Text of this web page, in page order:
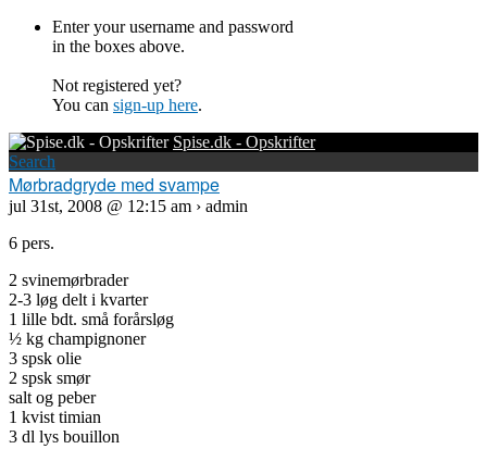
Enter your username and password
in the boxes above.
Not registered yet?
You can sign-up here.
Spise.dk - Opskrifter
Search
Mørbradgryde med svampe
jul 31st, 2008 @ 12:15 am › admin
6 pers.
2 svinemørbrader
2-3 løg delt i kvarter
1 lille bdt. små forårsløg
½ kg champignoner
3 spsk olie
2 spsk smør
salt og peber
1 kvist timian
3 dl lys bouillon